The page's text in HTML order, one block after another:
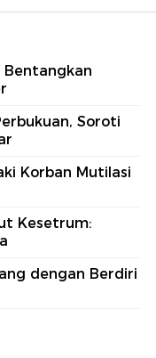
Bentangkan
Soroti
Korban Mutilasi
Kesetrum:
dengan Berdiri